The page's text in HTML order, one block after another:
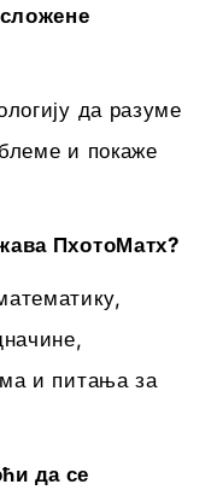
да разуме
и покаже
ПхотоМатх?
и питања за
да се